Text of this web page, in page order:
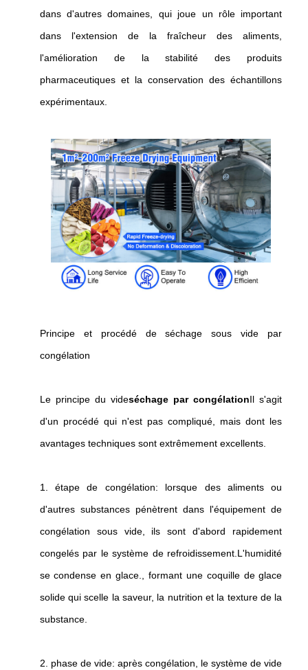
dans d'autres domaines, qui joue un rôle important
dans l'extension de la fraîcheur des aliments,
l'amélioration de la stabilité des produits
pharmaceutiques et la conservation des échantillons
expérimentaux.
Principe et procédé de séchage sous vide par
congélation
Le principe du videséchage par congélationIl s'agit
d'un procédé qui n'est pas compliqué, mais dont les
avantages techniques sont extrêmement excellents.
1. étape de congélation: lorsque des aliments ou
d'autres substances pénètrent dans l'équipement de
congélation sous vide, ils sont d'abord rapidement
congelés par le système de refroidissement.L'humidité
se condense en glace., formant une coquille de glace
solide qui scelle la saveur, la nutrition et la texture de la
substance.
2. phase de vide: après congélation, le système de vide